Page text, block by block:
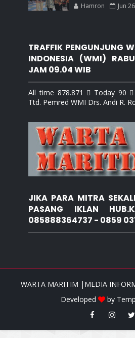
Hamron Jun
TRAFFIK PENGUNJUNG
INDONESIA (WMI)
JAM 09.04 WIB
All time 878.871  Today 90 
Ttd. Pemred WMI Drs. Andi R.
JIKA PARA MITRA
PASANG IKLAN
085888364737 - 0859
WARTA MARITIM |MEDIA
Developed
by